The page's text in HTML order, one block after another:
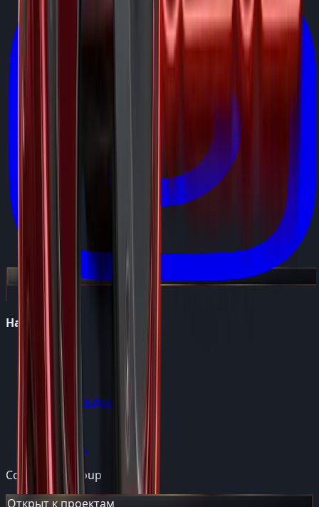
Навигация
Главная
Услуги
Проекты
Сопровождение
Обо мне
Блог
Контакты
Consulting Group
Открыт к проектам